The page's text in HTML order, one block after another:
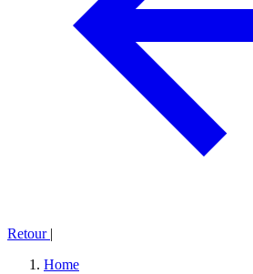
Retour |
Home